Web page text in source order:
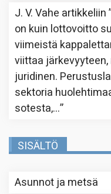
J. V. Vahe artikkeliin
on kuin lottovoitto
viimeistä
viittaa
juridinen.
sektoria
sotesta,…”
SISÄLTÖ
Asunnot ja metsä